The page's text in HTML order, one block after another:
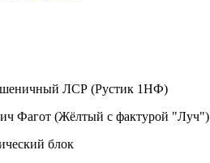
ЛСР (Рустик 1НФ)
Фагот (Жёлтый с фактурой "Луч")
блок